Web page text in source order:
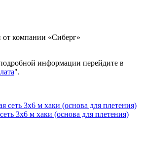
от компании «Сиберг»
информации перейдите в
".
3х6 м хаки (основа для плетения)